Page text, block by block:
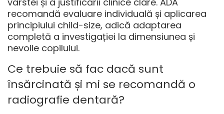
recomandă evaluare individuală și aplicarea
principiului child-size, adică adaptarea
completă a investigației la dimensiunea și
nevoile copilului.
Ce trebuie să fac dacă sunt
însărcinată și mi se recomandă o
radiografie dentară?